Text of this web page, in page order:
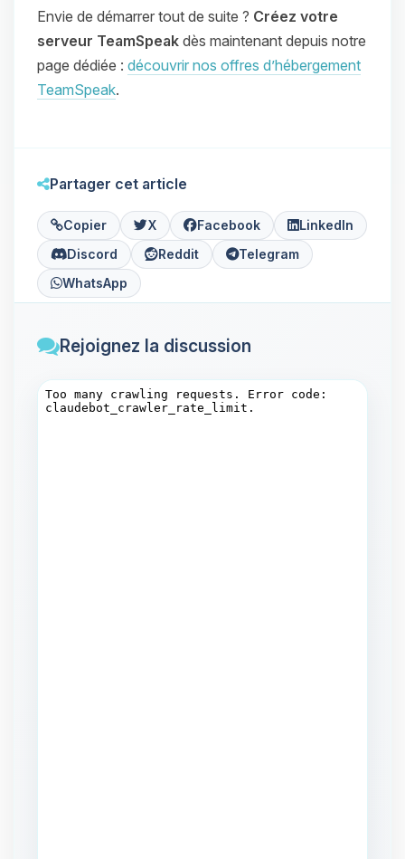
Envie de démarrer tout de suite ? Créez votre
serveur TeamSpeak dès maintenant depuis notre
page dédiée : découvrir nos offres d’hébergement
TeamSpeak.
Partager cet article
Copier X Facebook
LinkedIn
Discord
Reddit
Telegram
WhatsApp
Rejoignez la discussion